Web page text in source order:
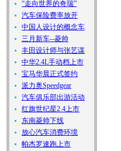
“走向世界的奇瑞”
汽车保险费率放开
中国人设计的概念车
三月新车--菱帅
丰田设计师与张艺谋
中华2.4L手动档上市
宝马华晨正式签约
派力奥Speedgear
汽车俱乐部出游活动
红旗世纪星2.4上市
东南菱帅下线
放心汽车消费环境
帕杰罗速跑上市